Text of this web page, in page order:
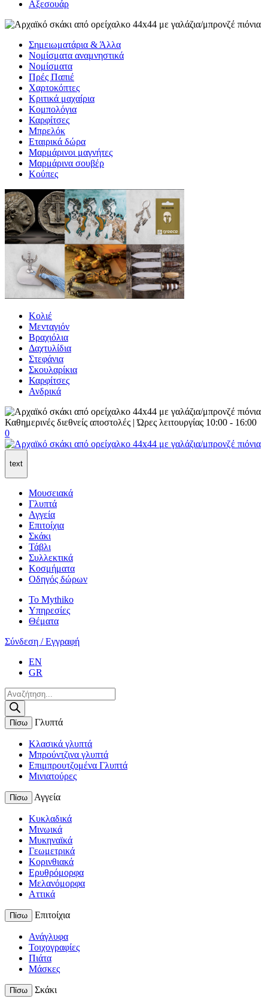
Αξεσουάρ
Σημειωματάρια & Άλλα
Νομίσματα αναμνηστικά
Νομίσματα
Πρές Παπιέ
Χαρτοκόπτες
Κριτικά μαχαίρια
Κομπολόγια
Καρφίτσες
Μπρελόκ
Εταιρικά δώρα
Μαρμάρινοι μαγνήτες
Μαρμάρινα σουβέρ
Κούπες
Κολιέ
Μενταγιόν
Βραχιόλια
Δαχτυλίδια
Στεφάνια
Σκουλαρίκια
Καρφίτσες
Ανδρικά
Καθημερινές διεθνείς αποστολές | Ώρες λειτουργίας 10:00 - 16:00
0
text
Μουσειακά
Γλυπτά
Αγγεία
Επιτοίχια
Σκάκι
Τάβλι
Συλλεκτικά
Κοσμήματα
Οδηγός δώρων
Το Mythiko
Υπηρεσίες
Θέματα
Σύνδεση / Εγγραφή
EN
GR
Products
search
Πίσω Γλυπτά
Κλασικά γλυπτά
Μπρούντζινα γλυπτά
Επιμπρουτζομένα Γλυπτά
Μινιατούρες
Πίσω Αγγεία
Κυκλαδικά
Μινωικά
Μυκηναϊκά
Γεωμετρικά
Κορινθιακά
Ερυθρόμορφα
Μελανόμορφα
Αττικά
Πίσω Επιτοίχια
Ανάγλυφα
Τοιχογραφίες
Πιάτα
Μάσκες
Πίσω Σκάκι